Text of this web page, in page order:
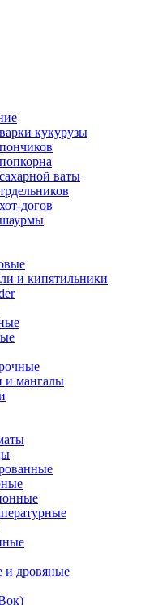
кукурузы
ваты
догов
и кипятильники
и мангалы
и дровяные